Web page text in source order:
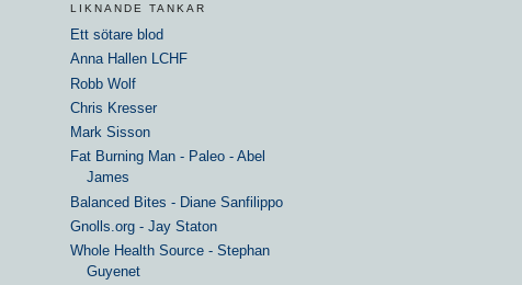
LIKNANDE TANKAR
Ett sötare blod
Anna Hallen LCHF
Robb Wolf
Chris Kresser
Mark Sisson
Fat Burning Man - Paleo - Abel
James
Balanced Bites - Diane Sanfilippo
Gnolls.org - Jay Staton
Whole Health Source - Stephan
Guyenet